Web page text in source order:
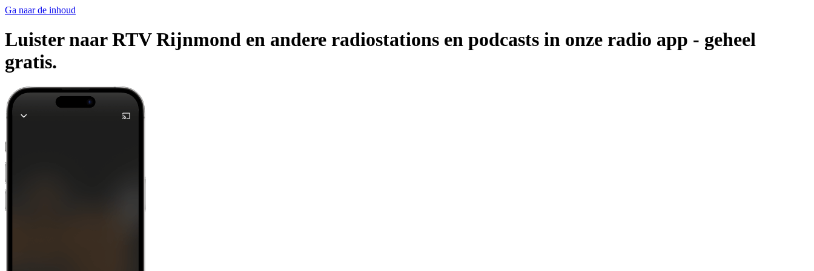
Ga naar de inhoud
Luister naar RTV Rijnmond en andere radiostations en podcasts in onze radio app - geheel
gratis.